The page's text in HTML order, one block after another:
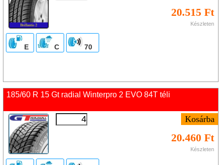
20.515 Ft
Készleten
E C 70
185/60 R 15 Gt radial Winterpro 2 EVO 84T téli
20.460 Ft
Készleten